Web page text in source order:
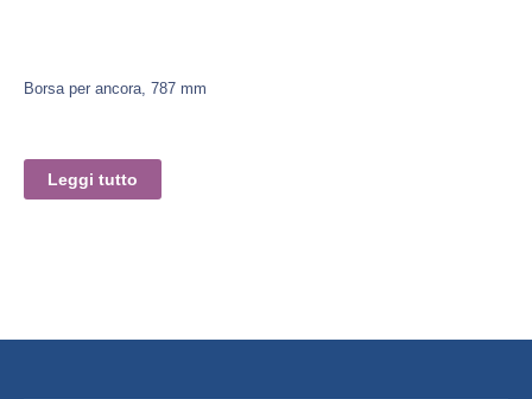
Borsa per ancora, 787 mm
Leggi tutto